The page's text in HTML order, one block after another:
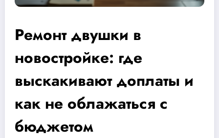
Ремонт двушки в
новостройке: где
выскакивают доплаты и
как не облажаться с
бюджетом